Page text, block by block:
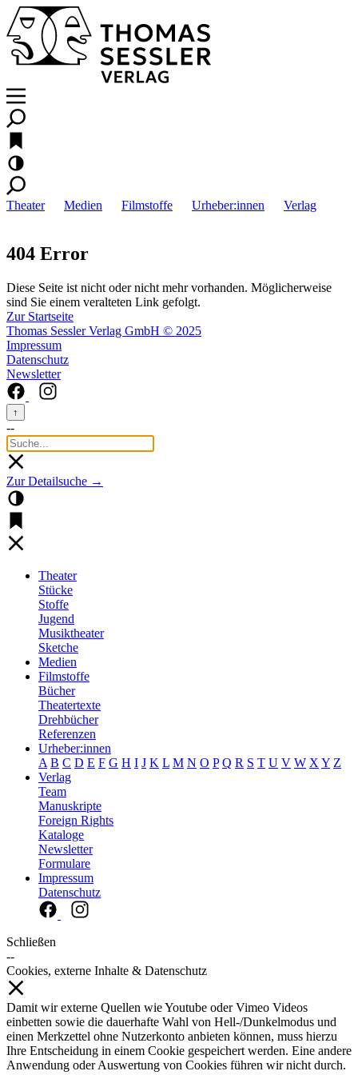
Theater Medien Filmstoffe Urheber:innen Verlag
404 Error
Diese Seite ist nicht oder nicht mehr vorhanden. Möglicherweise
sind Sie einem veralteten Link gefolgt.
Zur Startseite
Thomas Sessler Verlag GmbH © 2025
Impressum
Datenschutz
Newsletter
↑
--
Zur Detailsuche →
Theater
Stücke
Stoffe
Jugend
Musiktheater
Sketche
Medien
Filmstoffe
Bücher
Theatertexte
Drehbücher
Referenzen
Urheber:innen
A B C D E F G H I J K L M N O P Q R S T U V W X Y Z
Verlag
Team
Manuskripte
Foreign Rights
Kataloge
Newsletter
Formulare
Impressum
Datenschutz
Schließen
--
Cookies, externe Inhalte & Datenschutz
Damit wir externe Quellen wie Youtube oder Vimeo Videos
einbetten sowie die dauerhafte Wahl von Hell-/Dunkelmodus und
einen Merkzettel ohne Nutzerkonto anbieten können, muss hierzu
Ihre Entscheidung in einem Cookie gespeichert werden. Eine andere
Anwendung oder Auswertung von Cookies führen wir nicht durch.